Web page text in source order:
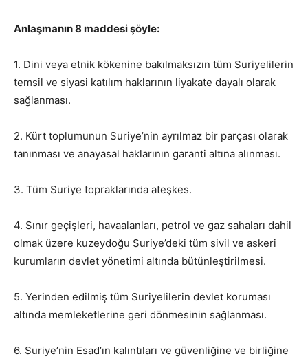
Anlaşmanın 8 maddesi şöyle:
1. Dini veya etnik kökenine bakılmaksızın tüm Suriyelilerin
temsil ve siyasi katılım haklarının liyakate dayalı olarak
sağlanması.
2. Kürt toplumunun Suriye’nin ayrılmaz bir parçası olarak
tanınması ve anayasal haklarının garanti altına alınması.
3. Tüm Suriye topraklarında ateşkes.
4. Sınır geçişleri, havaalanları, petrol ve gaz sahaları dahil
olmak üzere kuzeydoğu Suriye’deki tüm sivil ve askeri
kurumların devlet yönetimi altında bütünleştirilmesi.
5. Yerinden edilmiş tüm Suriyelilerin devlet koruması
altında memleketlerine geri dönmesinin sağlanması.
6. Suriye’nin Esad’ın kalıntıları ve güvenliğine ve birliğine